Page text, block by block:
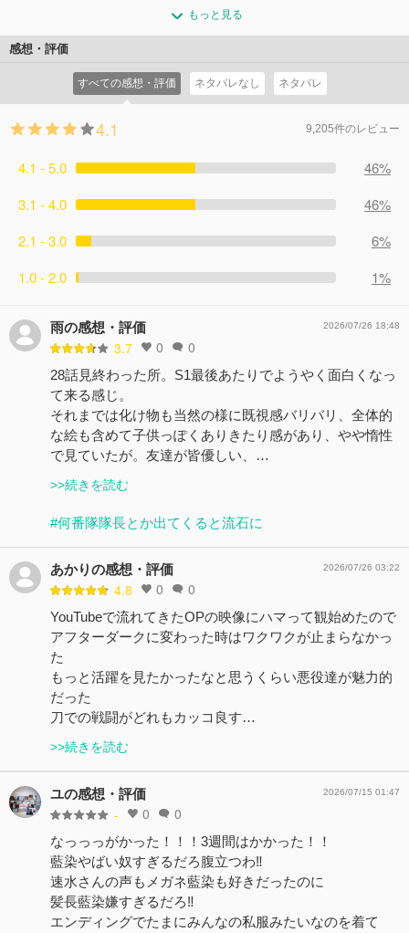
もっと見る
感想・評価
すべての感想・評価 ネタバレなし ネタバレ
4.1 9,205件のレビュー
4.1 - 5.0
46%
3.1 - 4.0
46%
2.1 - 3.0
6%
1.0 - 2.0
1%
雨の感想・評価
3.7 0 0
2026/07/26 18:48
28話見終わった所。S1最後あたりでようやく面白くなっ
て来る感じ。
それまでは化け物も当然の様に既視感バリバリ、全体的
な絵も含めて子供っぽくありきたり感があり、やや惰性
で見ていたが。友達が皆優しい、…
>>続きを読む
#何番隊隊長とか出てくると流石に
あかりの感想・評価
4.8 0 0
2026/07/26 03:22
YouTubeで流れてきたOPの映像にハマって観始めたので
アフターダークに変わった時はワクワクが止まらなかっ
た
もっと活躍を見たかったなと思うくらい悪役達が魅力的
だった
刀での戦闘がどれもカッコ良す…
>>続きを読む
ユの感想・評価
- 0 0
2026/07/15 01:47
なっっっがかった！！！3週間はかかった！！
藍染やばい奴すぎるだろ腹立つわ‼︎
速水さんの声もメガネ藍染も好きだったのに
髪長藍染嫌すぎるだろ‼︎
エンディングでたまにみんなの私服みたいなのを着て